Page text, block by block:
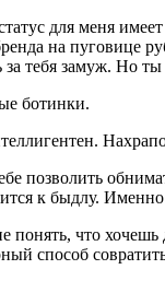
для меня
на пуговице
за тебя замуж. Но
ботинки.
позволить
к быдлу.
понять, что хочешь
способ